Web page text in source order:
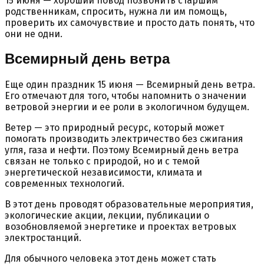
родственникам, спросить, нужна ли им помощь,
проверить их самочувствие и просто дать понять, что
они не одни.
Всемирный день ветра
Еще один праздник 15 июня — Всемирный день ветра.
Его отмечают для того, чтобы напомнить о значении
ветровой энергии и ее роли в экологичном будущем.
Ветер — это природный ресурс, который может
помогать производить электричество без сжигания
угля, газа и нефти. Поэтому Всемирный день ветра
связан не только с природой, но и с темой
энергетической независимости, климата и
современных технологий.
В этот день проводят образовательные мероприятия,
экологические акции, лекции, публикации о
возобновляемой энергетике и проектах ветровых
электростанций.
Для обычного человека этот день может стать